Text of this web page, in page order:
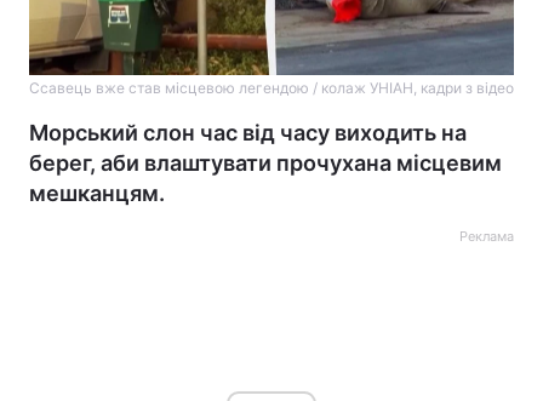
Ссавець вже став місцевою легендою / колаж УНІАН, кадри з відео
Морський слон час від часу виходить на
берег, аби влаштувати прочухана місцевим
мешканцям.
Реклама